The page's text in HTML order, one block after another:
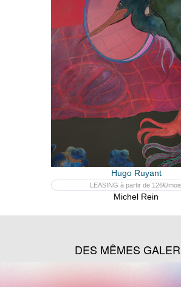
Hugo Ruyant
LEASING à partir de 126€/mois
Michel Rein
DES MÊMES